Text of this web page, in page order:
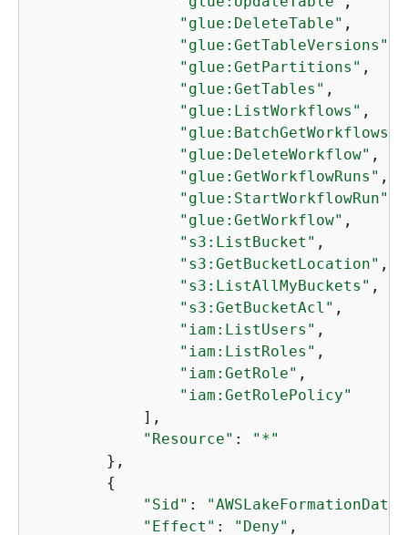
"glue:DeleteTable" ,
"glue:GetTableVersions"
"glue:GetPartitions" ,
"glue:GetTables" ,
"glue:ListWorkflows" ,
"glue:BatchGetWorkflows"
"glue:DeleteWorkflow" ,
"glue:GetWorkflowRuns" ,
"glue:StartWorkflowRun"
"glue:GetWorkflow" ,
"s3:ListBucket" ,
"s3:GetBucketLocation" ,
"s3:ListAllMyBuckets" ,
"s3:GetBucketAcl" ,
"iam:ListUsers" ,
"iam:ListRoles" ,
"iam:GetRole" ,
"iam:GetRolePolicy"
            ],
"Resource" :
"*"
        },
{
"Sid" :
"Effect" : "Deny" ,